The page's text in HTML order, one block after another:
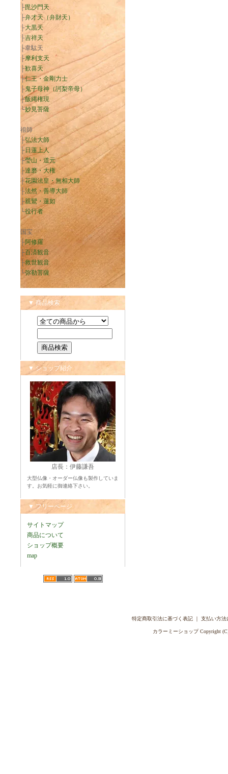
├毘沙門天
├弁才天（弁財天）
├大黒天
├吉祥天
├韋駄天
├摩利支天
├歓喜天
├仁王・金剛力士
├鬼子母神（訶梨帝母）
├飯縄権現
└妙見菩薩
祖師
├弘法大師
├日蓮上人
├瑩山・道元
├達磨・大権
├花園法皇・無相大師
├法然・善導大師
├親鸞・蓮如
└役行者
国宝
├阿修羅
├百済観音
├救世観音
└弥勒菩薩
▼ 商品検索
▼ ショップ紹介
店長：伊藤謙吾
大型仏像・オーダー仏像も製作していま
す。お気軽に御連絡下さい。
▼ フリーページ
サイトマップ
商品について
ショップ概要
map
特定商取引法に基づく表記｜ 支払い方法
カラーミーショップCopyright